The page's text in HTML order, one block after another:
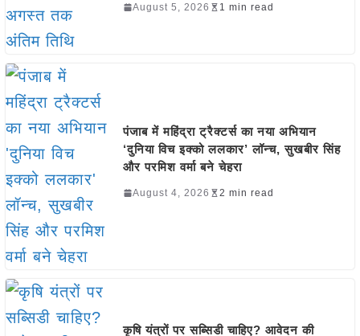
August 5, 2026 1 min read
पंजाब में महिंद्रा ट्रैक्टर्स का नया अभियान
‘दुनिया विच इक्को ललकार’ लॉन्च, सुखबीर सिंह
और परमिश वर्मा बने चेहरा
August 4, 2026 2 min read
कृषि यंत्रों पर सब्सिडी चाहिए? आवेदन की